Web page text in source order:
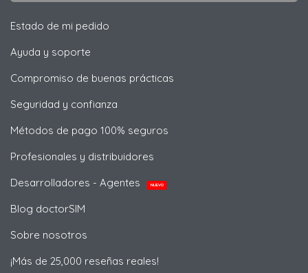
Estado de mi pedido
Ayuda y soporte
Compromiso de buenas prácticas
Seguridad y confianza
Métodos de pago 100% seguros
Profesionales y distribuidores
Desarrolladores - Agentes
NUEVO
Blog doctorSIM
Sobre nosotros
¡Más de 25,000 reseñas reales!